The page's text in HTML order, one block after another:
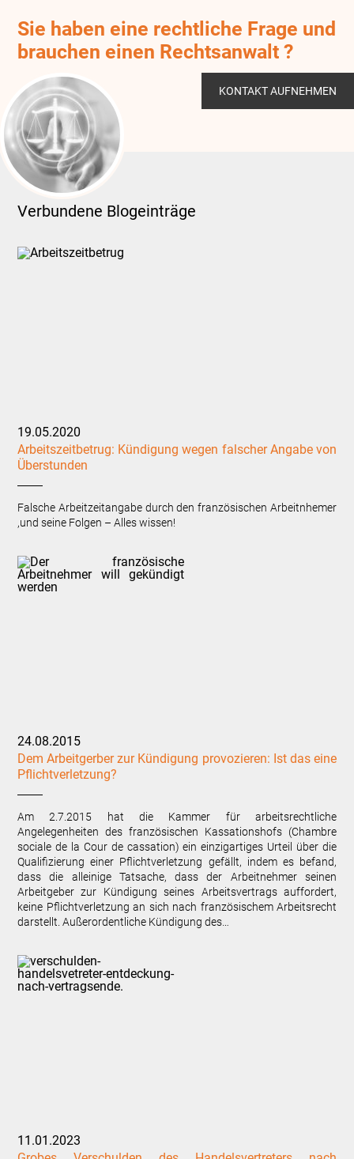
Sie haben eine rechtliche Frage und
brauchen einen Rechtsanwalt ?
KONTAKT AUFNEHMEN
Verbundene Blogeinträge
19.05.2020
Arbeitszeitbetrug: Kündigung wegen falscher Angabe von
Überstunden
Falsche Arbeitzeitangabe durch den französischen Arbeitnhemer
,und seine Folgen – Alles wissen!
24.08.2015
Dem Arbeitgerber zur Kündigung provozieren: Ist das eine
Pflichtverletzung?
Am 2.7.2015 hat die Kammer für arbeitsrechtliche
Angelegenheiten des französischen Kassationshofs (Chambre
sociale de la Cour de cassation) ein einzigartiges Urteil über die
Qualifizierung einer Pflichtverletzung gefällt, indem es befand,
dass die alleinige Tatsache, dass der Arbeitnehmer seinen
Arbeitgeber zur Kündigung seines Arbeitsvertrags auffordert,
keine Pflichtverletzung an sich nach französischem Arbeitsrecht
darstellt. Außerordentliche Kündigung des…
11.01.2023